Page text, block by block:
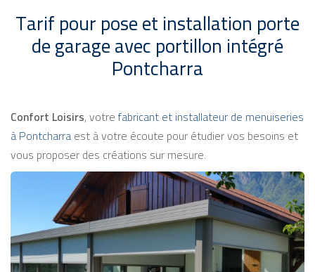
Tarif pour pose et installation porte
de garage avec portillon intégré
Pontcharra
Confort Loisirs, votrefabricant et installateur de menuiseries
à Pontcharraest à votre écoute pour étudier vos besoins et
vous proposer des créations sur mesure.